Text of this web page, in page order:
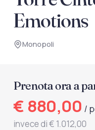
documenti di viaggio.
Emotions
Monopoli
Prenota ora a
€ 880,00 /
invece di € 1.012,00